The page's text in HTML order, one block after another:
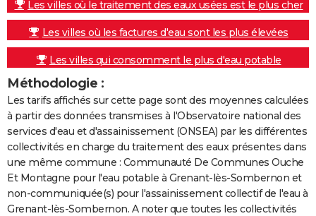
Les villes où le traitement des eaux usées est le plus cher
Les villes où les factures d'eau sont les plus élevées
Les villes qui consomment le plus d'eau potable
Méthodologie :
Les tarifs affichés sur cette page sont des moyennes calculées
à partir des données transmises à l'Observatoire national des
services d'eau et d'assainissement (ONSEA) par les différentes
collectivités en charge du traitement des eaux présentes dans
une même commune : Communauté De Communes Ouche
Et Montagne pour l'eau potable à Grenant-lès-Sombernon et
non-communiquée(s) pour l'assainissement collectif de l'eau à
Grenant-lès-Sombernon. A noter que toutes les collectivités